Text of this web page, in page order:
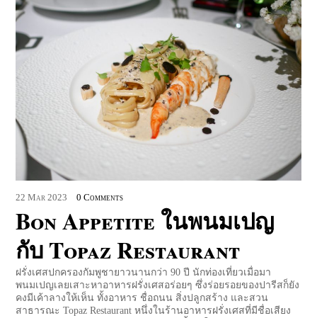
22 Mar 2023 0 Comments
Bon Appetite ในพนมเปญ
กับ Topaz Restaurant
ฝรั่งเศสปกครองกัมพูชายาวนานกว่า 90 ปี นักท่องเที่ยวเมื่อมา
พนมเปญเลยเสาะหาอาหารฝรั่งเศสอร่อยๆ ซึ่งร่อยรอยของปารีสก็ยัง
คงมีเค้าลางให้เห็น ทั้งอาหาร ชื่อถนน สิ่งปลูกสร้าง และสวน
สาธารณะ Topaz Restaurant หนึ่งในร้านอาหารฝรั่งเศสที่มีชื่อเสียง